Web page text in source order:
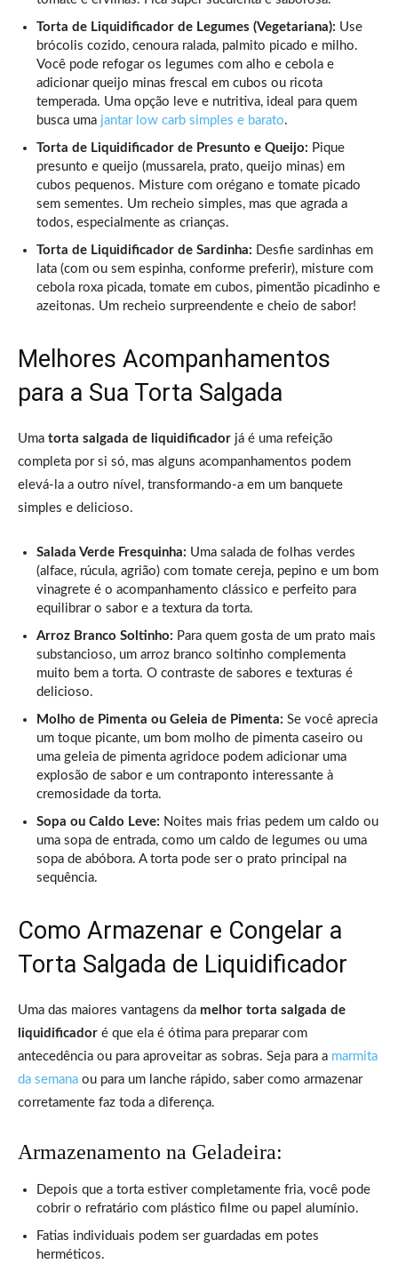
Torta de Liquidificador de Legumes (Vegetariana): Use
brócolis cozido, cenoura ralada, palmito picado e milho.
Você pode refogar os legumes com alho e cebola e
adicionar queijo minas frescal em cubos ou ricota
temperada. Uma opção leve e nutritiva, ideal para quem
busca uma jantar low carb simples e barato.
Torta de Liquidificador de Presunto e Queijo: Pique
presunto e queijo (mussarela, prato, queijo minas) em
cubos pequenos. Misture com orégano e tomate picado
sem sementes. Um recheio simples, mas que agrada a
todos, especialmente as crianças.
Torta de Liquidificador de Sardinha: Desfie sardinhas em
lata (com ou sem espinha, conforme preferir), misture com
cebola roxa picada, tomate em cubos, pimentão picadinho e
azeitonas. Um recheio surpreendente e cheio de sabor!
Melhores Acompanhamentos
para a Sua Torta Salgada
Uma torta salgada de liquidificador já é uma refeição
completa por si só, mas alguns acompanhamentos podem
elevá-la a outro nível, transformando-a em um banquete
simples e delicioso.
Salada Verde Fresquinha: Uma salada de folhas verdes
(alface, rúcula, agrião) com tomate cereja, pepino e um bom
vinagrete é o acompanhamento clássico e perfeito para
equilibrar o sabor e a textura da torta.
Arroz Branco Soltinho: Para quem gosta de um prato mais
substancioso, um arroz branco soltinho complementa
muito bem a torta. O contraste de sabores e texturas é
delicioso.
Molho de Pimenta ou Geleia de Pimenta: Se você aprecia
um toque picante, um bom molho de pimenta caseiro ou
uma geleia de pimenta agridoce podem adicionar uma
explosão de sabor e um contraponto interessante à
cremosidade da torta.
Sopa ou Caldo Leve: Noites mais frias pedem um caldo ou
uma sopa de entrada, como um caldo de legumes ou uma
sopa de abóbora. A torta pode ser o prato principal na
sequência.
Como Armazenar e Congelar a
Torta Salgada de Liquidificador
Uma das maiores vantagens da melhor torta salgada de
liquidificador é que ela é ótima para preparar com
antecedência ou para aproveitar as sobras. Seja para a marmita
da semana ou para um lanche rápido, saber como armazenar
corretamente faz toda a diferença.
Armazenamento na Geladeira:
Depois que a torta estiver completamente fria, você pode
cobrir o refratário com plástico filme ou papel alumínio.
Fatias individuais podem ser guardadas em potes
herméticos.